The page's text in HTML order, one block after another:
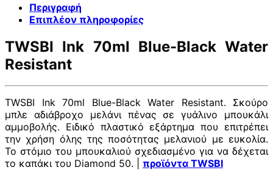
Περιγραφή
Επιπλέον πληροφορίες
TWSBI Ink 70ml Blue-Black Water
Resistant
TWSBI Ink 70ml Blue-Black Water Resistant. Σκούρο
μπλε αδιάβροχο μελάνι πένας σε γυάλινο μπουκάλι
αμμοβολής. Ειδικό πλαστικό εξάρτημα που επιτρέπει
την χρήση όλης της ποσότητας μελανιού με ευκολία.
Το στόμιο του μπουκαλιού σχεδιασμένο για να δέχεται
το καπάκι του Diamond 50. | προϊόντα TWSBI